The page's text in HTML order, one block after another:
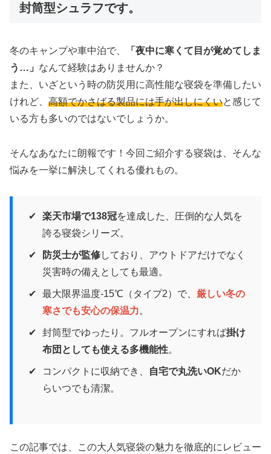
封筒型シュラフです。
冬のキャンプや車中泊で、
「夜中に寒くて目が覚めてしま
う…」 なんて経験はありませんか？
また、いざという時の防災用に高性能な寝袋を準備したい
けれど、 高額でかさばる製品には手が出しにくいと感じて
いる方も多いのではないでしょうか。
そんなあなたに朗報です！今回ご紹介する寝袋は、そんな
悩みを一挙に解決してくれる優れもの。
楽天市場で138冠を達成した、圧倒的な人気を
誇る寝袋シリーズ。
防災士が監修しており、アウトドアだけでなく
災害時の備えとしても最適。
最大限界温度-15℃（タイプ2）で、 厳しい冬の
寒さでも安心の保温力。
封筒型でゆったり。フルオープンにすれば掛け
布団としても使える多機能性。
コンパクトに収納でき、 自宅で丸洗いOKだか
らいつでも清潔。
この記事では、この大人気寝袋の魅力を徹底的にレビュー